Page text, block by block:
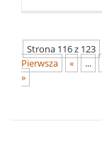
Strona 116 z 123
Pierwsza
« ...
»